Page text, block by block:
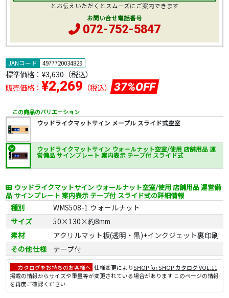
JANコード 4977720034829
標準価格： ¥3,630 （税込）
販売価格： ¥2,269 （税込） 37%OFF
この商品のバリエーション
ウッドライクマットサイン メープル スライド式空室
ウッドライクマットサイン ウォールナット空室/使用 店舗用品 運
営備品 サインプレート 案内表示 テープ付 スライド式
ウッドライクマットサイン ウォールナット空室/使用 店舗用品 運営備
品 サインプレート 案内表示 テープ付 スライド式の詳細情報
種別
WMS508-1 ウォールナット
サイズ
50×130×約8mm
素材
アクリルマット板(透明・黒)+インクジェット裏印刷
その他仕様
テープ付
カタログをお持ちのお客様へ 仕様変更によりSHOP for SHOP カタログ VOL.11
掲載の情報からサイズや重量等が変更されている場合があります このページの情報
を再度ご確認ください
とお伝えいただくとスムーズにご案内できます
お問い合せ電話番号
072-752-5847